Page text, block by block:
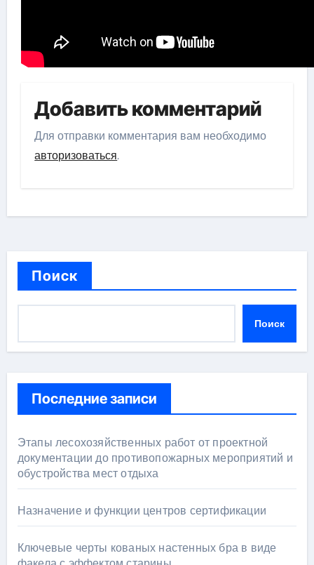
Добавить комментарий
Для отправки комментария вам необходимо
авторизоваться.
Поиск
Поиск
Последние записи
Этапы лесохозяйственных работ от проектной
документации до противопожарных мероприятий и
обустройства мест отдыха
Назначение и функции центров сертификации
Ключевые черты кованых настенных бра в виде